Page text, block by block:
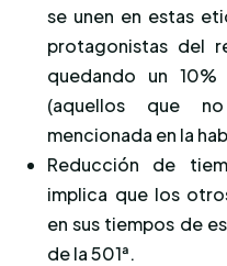
se unen en estas
protagonistas del
quedando un
(aquellos que
mencionada en la
Reducción de
implica que los
en sus tiempos de
de la 501ª.